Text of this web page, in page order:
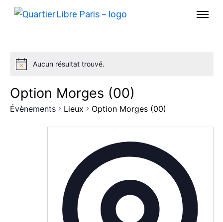
AGENDA
Aucun résultat trouvé.
Option Morges (00)
Évènements Lieux Option Morges (00)